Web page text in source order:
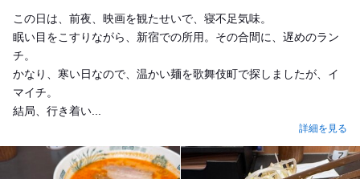
この日は、前夜、映画を観たせいで、寝不足気味。
眠い目をこすりながら、新宿での所用。その合間に、遅めのラン
チ。
かなり、寒い日なので、温かい麺を歌舞伎町で探しましたが、イ
マイチ。
結局、行き着い...
詳細を見る